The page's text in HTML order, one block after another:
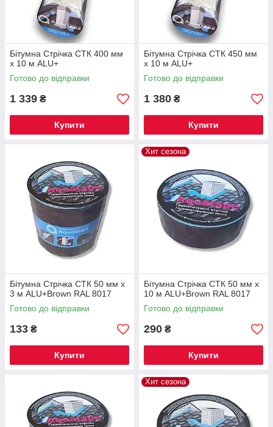
Бітумна Стрічка СТК 400 мм
х 10 м ALU+
Готово до відправки
1 339 ₴
Купити
Бітумна Стрічка СТК 450 мм
х 10 м ALU+
Готово до відправки
1 380 ₴
Купити
Бітумна Стрічка СТК 50 мм х
3 м ALU+Brown RAL 8017
Готово до відправки
133 ₴
Купити
Хит сезона
Бітумна Стрічка СТК 50 мм х
10 м ALU+Brown RAL 8017
Готово до відправки
290 ₴
Купити
Хит сезона